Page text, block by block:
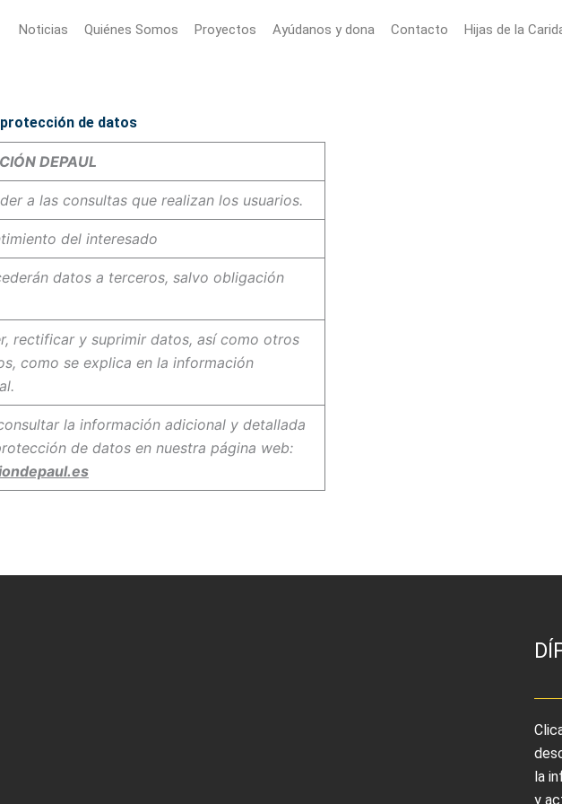
Noticias Quiénes Somos Proyectos Ayúdanos y dona Contacto Hijas de la
de datos
DEPAUL
a las consultas que realizan los usuarios.
del interesado
datos a terceros, salvo obligación
rectificar y suprimir datos, así como otros
como se explica en la información
la información adicional y detallada
de datos en nuestra página web:
la
y